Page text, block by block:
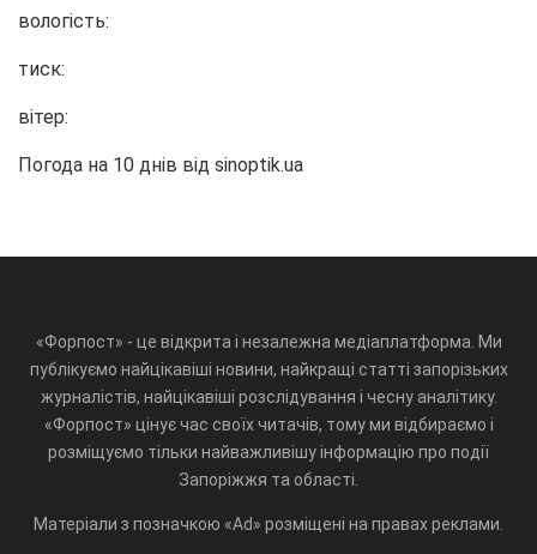
вологість:
тиск:
вітер:
Погода на 10 днів від sinoptik.ua
«Форпост» - це відкрита і незалежна медіаплатформа. Ми
публікуємо найцікавіші новини, найкращі статті запорізьких
журналістів, найцікавіші розслідування і чесну аналітику.
«Форпост» цінує час своїх читачів, тому ми відбираємо і
розміщуємо тільки найважливішу інформацію про події
Запоріжжя та області.
Матеріали з позначкою «Ad» розміщені на правах реклами.